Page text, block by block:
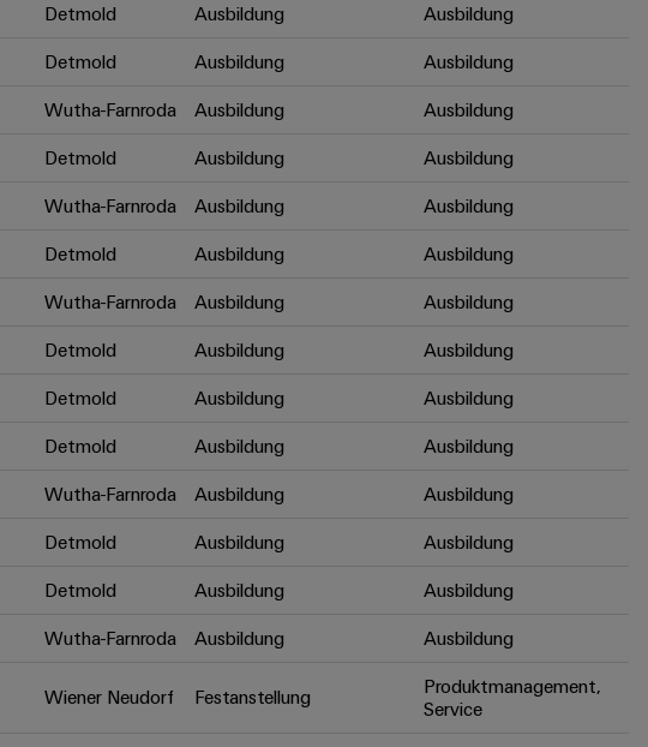
Detmold Ausbildung
Ausbildung
Detmold Ausbildung
Ausbildung
Wutha-Farnroda Ausbildung
Ausbildung
Detmold Ausbildung
Ausbildung
Wutha-Farnroda Ausbildung
Ausbildung
Detmold Ausbildung
Ausbildung
Wutha-Farnroda Ausbildung
Ausbildung
Detmold Ausbildung
Ausbildung
Detmold Ausbildung
Ausbildung
Detmold Ausbildung
Ausbildung
Wutha-Farnroda Ausbildung
Ausbildung
Detmold Ausbildung
Ausbildung
Detmold Ausbildung
Ausbildung
Wutha-Farnroda Ausbildung Ausbildung
Wiener Neudorf Festanstellung
Produktmanagement,
Service